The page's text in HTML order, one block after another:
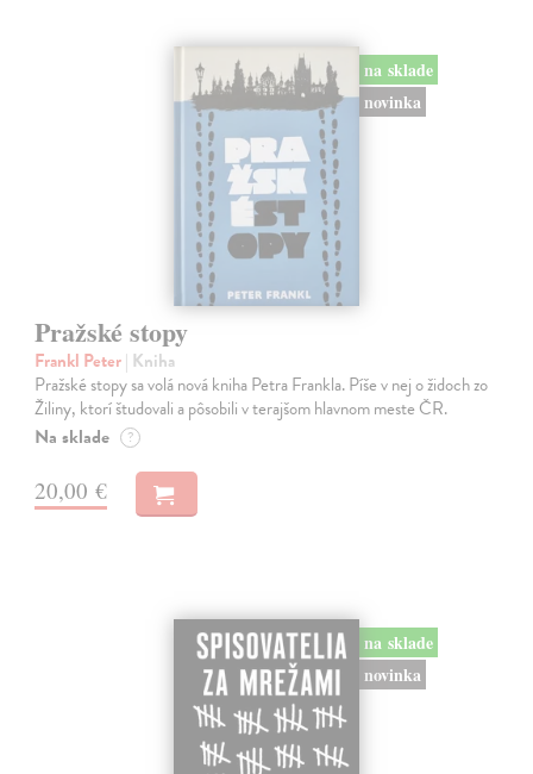
na sklade
novinka
Pražské stopy
Frankl Peter| Kniha
Pražské stopy sa volá nová kniha Petra Frankla. Píše v nej o židoch zo
Žiliny, ktorí študovali a pôsobili v terajšom hlavnom meste ČR.
Na sklade ?
20,00 €
na sklade
novinka